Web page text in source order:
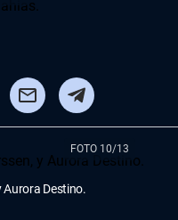
FOTO 10/13
Aurora Destino.